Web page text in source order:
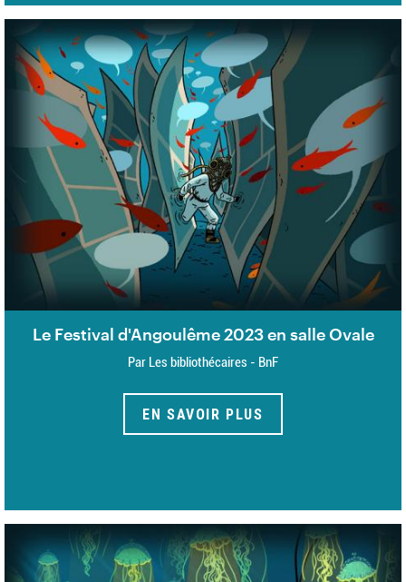
Le Festival d'Angoulême 2023 en salle Ovale
Par Les bibliothécaires - BnF
EN SAVOIR PLUS